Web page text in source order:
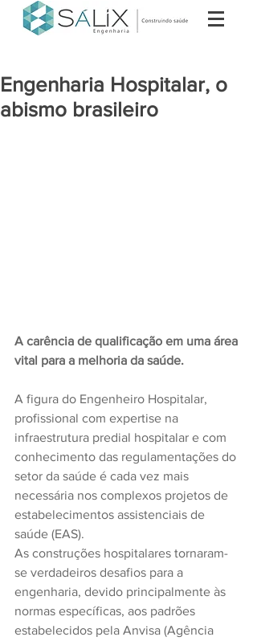
Engenharia Hospitalar, o
abismo brasileiro
A carência de qualificação em uma área
vital para a melhoria da saúde.
A figura do Engenheiro Hospitalar,
profissional com expertise na
infraestrutura predial hospitalar e com
conhecimento das regulamentações do
setor da saúde é cada vez mais
necessária nos complexos projetos de
estabelecimentos assistenciais de
saúde (EAS).
As construções hospitalares tornaram-
se verdadeiros desafios para a
engenharia, devido principalmente às
normas específicas, aos padrões
estabelecidos pela Anvisa (Agência